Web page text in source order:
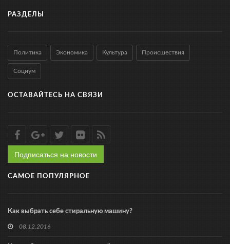
РАЗДЕЛЫ
Политика Экономика Культура Происшествия
Социум
ОСТАВАЙТЕСЬ НА СВЯЗИ
Подписаться на новости
САМОЕ ПОПУЛЯРНОЕ
Как выбрать себе стиральную машину?
08.12.2016